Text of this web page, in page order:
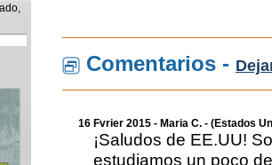
Comentarios -
16 Fvrier 2015 - Maria C. - (Estados
¡Saludos de EE.UU!
estudiamos un poco